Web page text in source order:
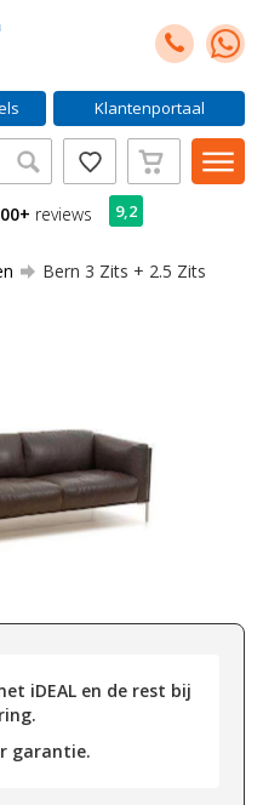
Klantenportaal
reviews 9,2
Bern 3 Zits + 2.5 Zits
iDEAL en de rest bij
garantie.